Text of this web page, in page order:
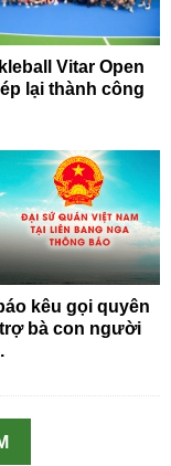
Vitar Open
lại thành công
kêu gọi quyên
bà con người